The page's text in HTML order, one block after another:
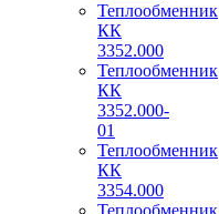
Теплообменник
КК
3352.000
Теплообменник
КК
3352.000-
01
Теплообменник
КК
3354.000
Теплообменник